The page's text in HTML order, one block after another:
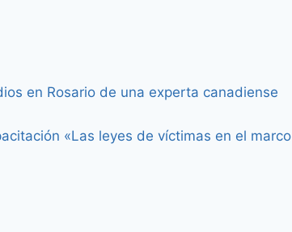
en Rosario de una experta canadiense
«Las leyes de víctimas en el marco